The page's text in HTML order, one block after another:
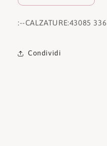
:--CALZATURE:43085 336
Condividi